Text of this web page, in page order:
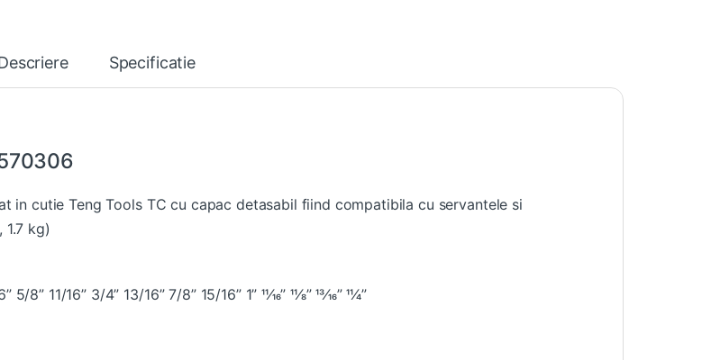
Specificatie
in cutie Teng Tools TC cu capac detasabil fiind compatibila cu servantele si
kg)
16” 3/4” 13/16” 7/8” 15/16” 1” 11⁄16” 11⁄8” 13⁄16” 11⁄4”